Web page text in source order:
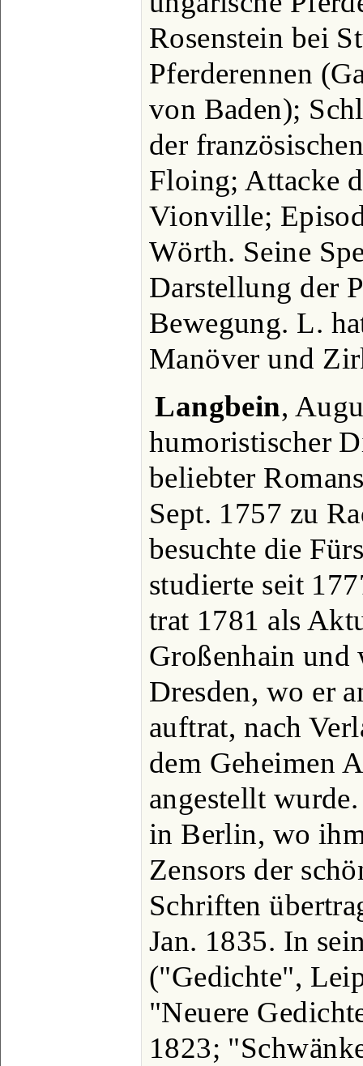
Rosenstein bei
Pferderennen
von Baden);
der
Floing; Attacke
Vionville;
Wörth. Seine
Darstellung der
Bewegung. L.
Manöver und
Langbein,
humoristischer
beliebter
Sept. 1757 zu
besuchte die
studierte seit
trat 1781 als
Großenhain und
Dresden, wo er
auftrat, nach
dem Geheimen
angestellt
in Berlin, wo
Zensors der
Schriften
Jan. 1835. In
("Gedichte",
"Neuere
1823;